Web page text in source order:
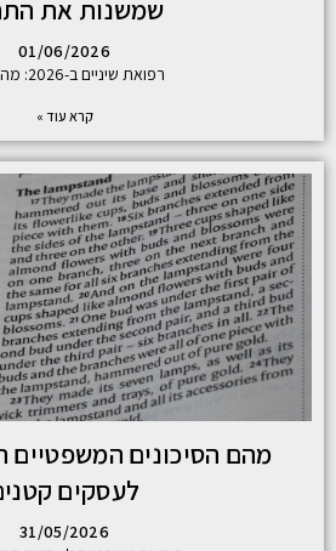
שמשנות את
01/06/2026
רפואת שיניים ב-2026: מה חובה
קרא עוד »
מהם הסיכונים המשפטיים
לעסקים
31/05/2026